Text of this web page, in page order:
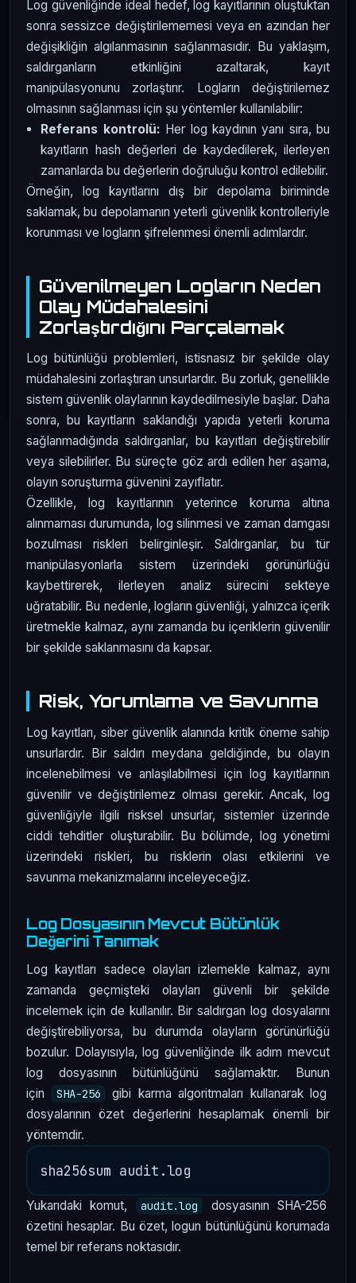
Log güvenliğinde ideal hedef, log kayıtlarının oluştuktan
sonra sessizce değiştirilememesi veya en azından her
değişikliğin algılanmasının sağlanmasıdır. Bu yaklaşım,
saldırganların etkinliğini azaltarak, kayıt
manipülasyonunu zorlaştırır. Logların değiştirilemez
olmasının sağlanması için şu yöntemler kullanılabilir:
Referans kontrolü: Her log kaydının yanı sıra, bu
kayıtların hash değerleri de kaydedilerek, ilerleyen
zamanlarda bu değerlerin doğruluğu kontrol edilebilir.
Örneğin, log kayıtlarını dış bir depolama biriminde
saklamak, bu depolamanın yeterli güvenlik kontrolleriyle
korunması ve logların şifrelenmesi önemli adımlardır.
Güvenilmeyen Logların Neden
Olay Müdahalesini
Zorlaştırdığını Parçalamak
Log bütünlüğü problemleri, istisnasız bir şekilde olay
müdahalesini zorlaştıran unsurlardır. Bu zorluk, genellikle
sistem güvenlik olaylarının kaydedilmesiyle başlar. Daha
sonra, bu kayıtların saklandığı yapıda yeterli koruma
sağlanmadığında saldırganlar, bu kayıtları değiştirebilir
veya silebilirler. Bu süreçte göz ardı edilen her aşama,
olayın soruşturma güvenini zayıflatır.
Özellikle, log kayıtlarının yeterince koruma altına
alınmaması durumunda, log silinmesi ve zaman damgası
bozulması riskleri belirginleşir. Saldırganlar, bu tür
manipülasyonlarla sistem üzerindeki görünürlüğü
kaybettirerek, ilerleyen analiz sürecini sekteye
uğratabilir. Bu nedenle, logların güvenliği, yalnızca içerik
üretmekle kalmaz, aynı zamanda bu içeriklerin güvenilir
bir şekilde saklanmasını da kapsar.
Risk, Yorumlama ve Savunma
Log kayıtları, siber güvenlik alanında kritik öneme sahip
unsurlardır. Bir saldırı meydana geldiğinde, bu olayın
incelenebilmesi ve anlaşılabilmesi için log kayıtlarının
güvenilir ve değiştirilemez olması gerekir. Ancak, log
güvenliğiyle ilgili risksel unsurlar, sistemler üzerinde
ciddi tehditler oluşturabilir. Bu bölümde, log yönetimi
üzerindeki riskleri, bu risklerin olası etkilerini ve
savunma mekanizmalarını inceleyeceğiz.
Log Dosyasının Mevcut Bütünlük
Değerini Tanımak
Log kayıtları sadece olayları izlemekle kalmaz, aynı
zamanda geçmişteki olayları güvenli bir şekilde
incelemek için de kullanılır. Bir saldırgan log dosyalarını
değiştirebiliyorsa, bu durumda olayların görünürlüğü
bozulur. Dolayısıyla, log güvenliğinde ilk adım mevcut
log dosyasının bütünlüğünü sağlamaktır. Bunun
için
SHA-256
gibi karma algoritmaları kullanarak log
dosyalarının özet değerlerini hesaplamak önemli bir
yöntemdir.
Yukarıdaki komut, audit.log
dosyasının SHA-256
özetini hesaplar. Bu özet, logun bütünlüğünü korumada
temel bir referans noktasıdır.